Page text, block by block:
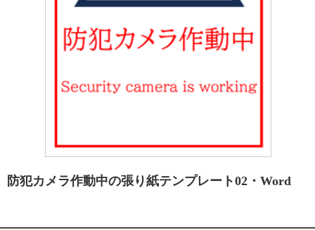
防犯カメラ作動中の張り紙テンプレート02・Word